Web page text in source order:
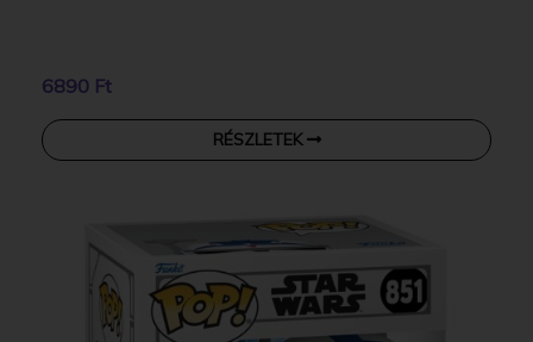
6890 Ft
RÉSZLETEK